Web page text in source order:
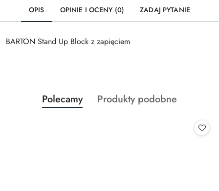
OPIS OPINIE I OCENY (0) ZADAJ PYTANIE
BARTON Stand Up Block z zapięciem
Pomiń karuzelę produktów
Produkty
o
Polecamy
Produkty
Produkty podobne